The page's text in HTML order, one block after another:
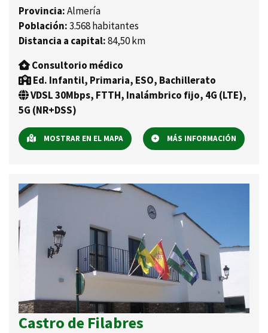
Provincia:Almería
Población:3.568 habitantes
Distancia a capital:84,50 km
Consultorio médico
Ed. Infantil, Primaria, ESO, Bachillerato
VDSL 30Mbps, FTTH, Inalámbrico fijo, 4G (LTE),
5G (NR+DSS)
MOSTRAR EN EL MAPA MÁS INFORMACIÓN
Castro de Filabres